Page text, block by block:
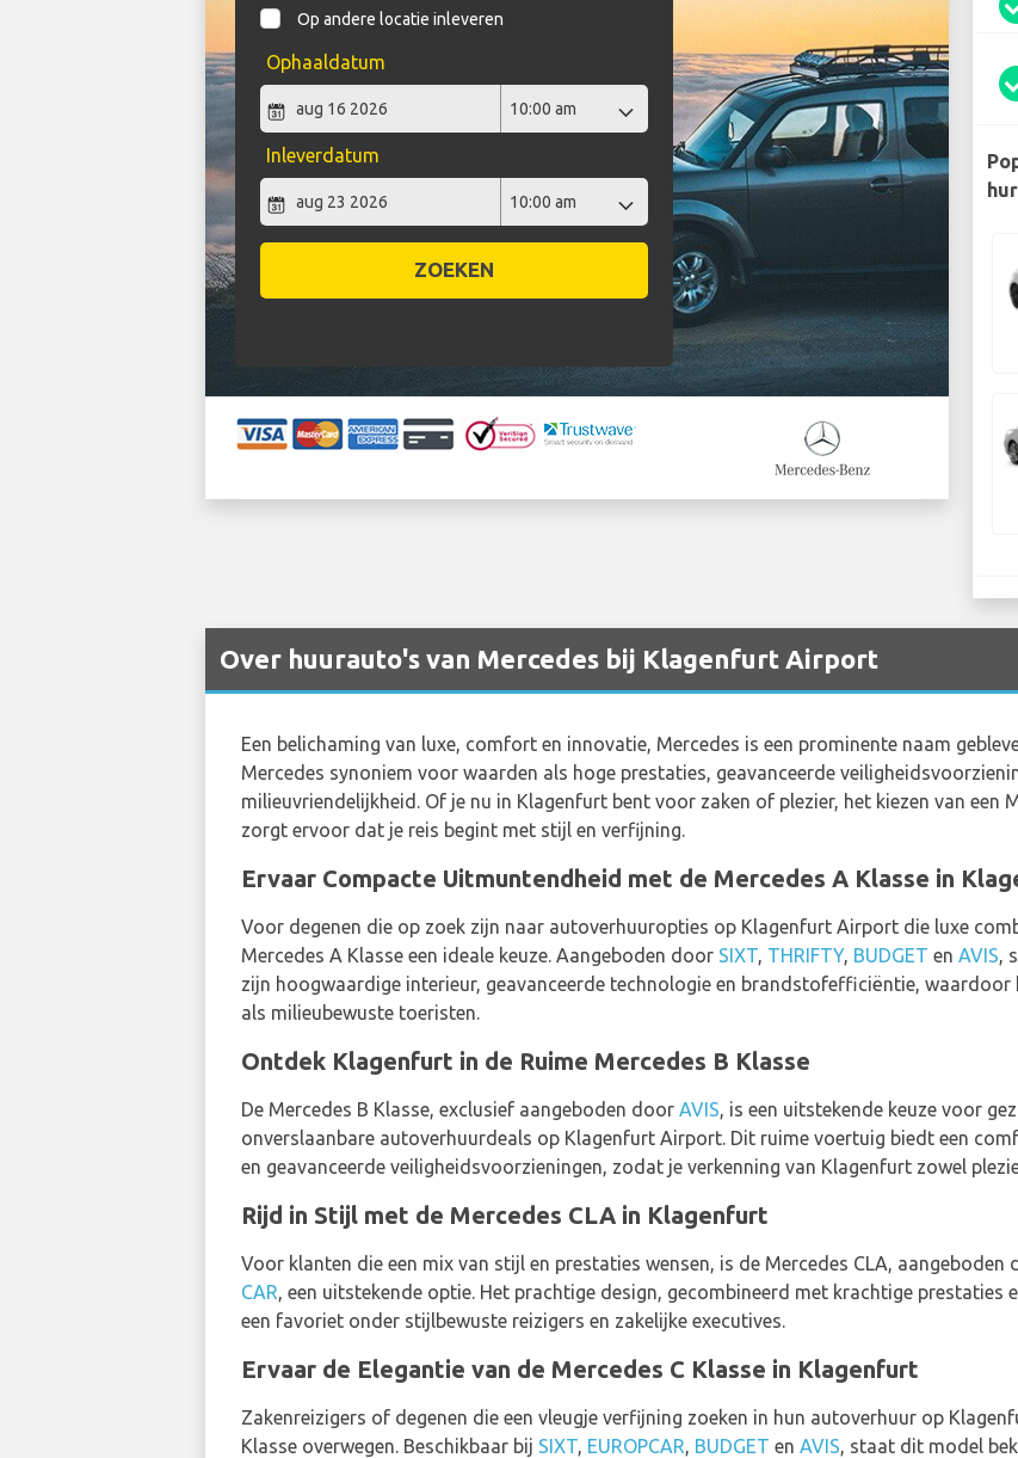
Op andere locatie inleveren
Ophaaldatum
Inleverdatum
ZOEKEN
Over huurauto's van Mercedes bij Klagenfurt Airport
Een belichaming van luxe, comfort en innovatie, Mercedes is een prominente naam
Mercedes synoniem voor waarden als hoge prestaties, geavanceerde
milieuvriendelijkheid. Of je nu in Klagenfurt bent voor zaken of plezier, het kiezen van een
zorgt ervoor dat je reis begint met stijl en verfijning.
Ervaar Compacte Uitmuntendheid met de Mercedes A Klasse in
Voor degenen die op zoek zijn naar autoverhuuropties op Klagenfurt Airport die luxe
Mercedes A Klasse een ideale keuze. Aangeboden door SIXT, THRIFTY, BUDGET en AVIS,
zijn hoogwaardige interieur, geavanceerde technologie en brandstofefficiëntie,
als milieubewuste toeristen.
Ontdek Klagenfurt in de Ruime Mercedes B Klasse
De Mercedes B Klasse, exclusief aangeboden door AVIS, is een uitstekende keuze voor
onverslaanbare autoverhuurdeals op Klagenfurt Airport. Dit ruime voertuig biedt een
en geavanceerde veiligheidsvoorzieningen, zodat je verkenning van Klagenfurt zowel
Rijd in Stijl met de Mercedes CLA in Klagenfurt
Voor klanten die een mix van stijl en prestaties wensen, is de Mercedes CLA, aangeboden
CAR, een uitstekende optie. Het prachtige design, gecombineerd met krachtige
een favoriet onder stijlbewuste reizigers en zakelijke executives.
Ervaar de Elegantie van de Mercedes C Klasse in Klagenfurt
Zakenreizigers of degenen die een vleugje verfijning zoeken in hun autoverhuur op
Klasse overwegen. Beschikbaar bij SIXT, EUROPCAR, BUDGET en AVIS, staat dit model